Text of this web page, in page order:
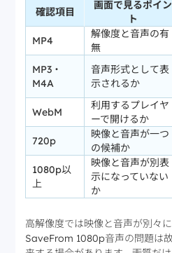
確認項目
画面で見るポイン
ト
MP4
解像度と音声の有
無
MP3・
M4A
音声形式として表
示されるか
WebM
利用するプレイヤ
ーで開けるか
720p
映像と音声が一つ
の候補か
1080p以
上
映像と音声が別表
示になっていない
か
高解像度では映像と音声が別々
SaveFrom 1080p音声の問題は